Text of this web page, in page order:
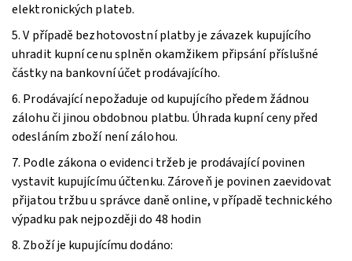
elektronických plateb.
5. V případě bezhotovostní platby je závazek kupujícího
uhradit kupní cenu splněn okamžikem připsání příslušné
částky na bankovní účet prodávajícího.
6. Prodávající nepožaduje od kupujícího předem žádnou
zálohu či jinou obdobnou platbu. Úhrada kupní ceny před
odesláním zboží není zálohou.
7. Podle zákona o evidenci tržeb je prodávající povinen
vystavit kupujícímu účtenku. Zároveň je povinen zaevidovat
přijatou tržbu u správce daně online, v případě technického
výpadku pak nejpozději do 48 hodin
8. Zboží je kupujícímu dodáno: